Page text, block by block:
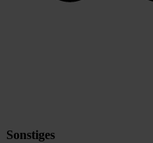
Sonstiges